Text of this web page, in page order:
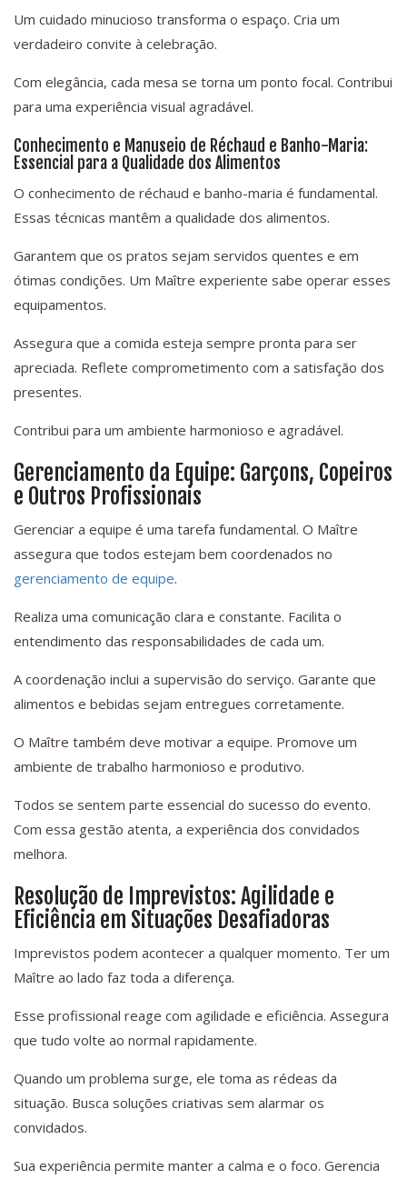
Um cuidado minucioso transforma o espaço. Cria um
verdadeiro convite à celebração.
Com elegância, cada mesa se torna um ponto focal. Contribui
para uma experiência visual agradável.
Conhecimento e Manuseio de Réchaud e Banho-Maria:
Essencial para a Qualidade dos Alimentos
O conhecimento de réchaud e banho-maria é fundamental.
Essas técnicas mantêm a qualidade dos alimentos.
Garantem que os pratos sejam servidos quentes e em
ótimas condições. Um Maître experiente sabe operar esses
equipamentos.
Assegura que a comida esteja sempre pronta para ser
apreciada. Reflete comprometimento com a satisfação dos
presentes.
Contribui para um ambiente harmonioso e agradável.
Gerenciamento da Equipe: Garçons, Copeiros
e Outros Profissionais
Gerenciar a equipe é uma tarefa fundamental. O Maître
assegura que todos estejam bem coordenados no
gerenciamento de equipe.
Realiza uma comunicação clara e constante. Facilita o
entendimento das responsabilidades de cada um.
A coordenação inclui a supervisão do serviço. Garante que
alimentos e bebidas sejam entregues corretamente.
O Maître também deve motivar a equipe. Promove um
ambiente de trabalho harmonioso e produtivo.
Todos se sentem parte essencial do sucesso do evento.
Com essa gestão atenta, a experiência dos convidados
melhora.
Resolução de Imprevistos: Agilidade e
Eficiência em Situações Desafiadoras
Imprevistos podem acontecer a qualquer momento. Ter um
Maître ao lado faz toda a diferença.
Esse profissional reage com agilidade e eficiência. Assegura
que tudo volte ao normal rapidamente.
Quando um problema surge, ele toma as rédeas da
situação. Busca soluções criativas sem alarmar os
convidados.
Sua experiência permite manter a calma e o foco. Gerencia